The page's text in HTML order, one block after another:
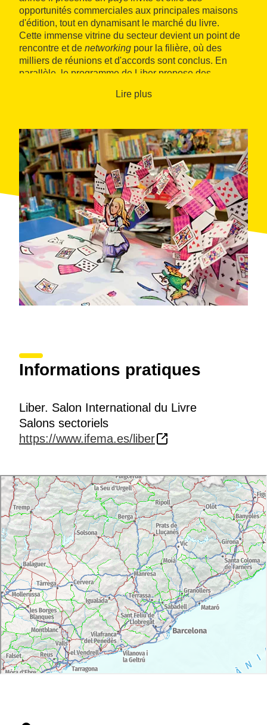
opportunités commerciales aux principales maisons
d'édition, tout en dynamisant le marché du livre.
Cette immense vitrine du secteur devient un point de
rencontre et de networking pour la filière, où des
milliers de réunions et d'accords sont conclus. En
parallèle, le programme de Liber propose des
sur les tendances, les défis à venir ou le rôle de la
Lire plus
Informations pratiques
Liber. Salon International du Livre
Salons sectoriels
https://www.ifema.es/liber